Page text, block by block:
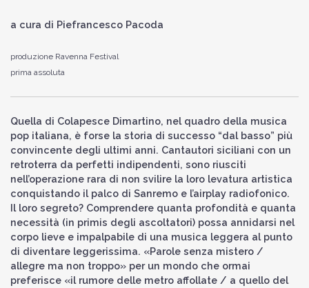
a cura di Piefrancesco Pacoda
produzione Ravenna Festival
prima assoluta
Quella di Colapesce Dimartino, nel quadro della musica
pop italiana, è forse la storia di successo “dal basso” più
convincente degli ultimi anni. Cantautori siciliani con un
retroterra da perfetti indipendenti, sono riusciti
nell’operazione rara di non svilire la loro levatura artistica
conquistando il palco di Sanremo e l’airplay radiofonico.
Il loro segreto? Comprendere quanta profondità e quanta
necessità (in primis degli ascoltatori) possa annidarsi nel
corpo lieve e impalpabile di una musica leggera al punto
di diventare leggerissima. «Parole senza mistero /
allegre ma non troppo» per un mondo che ormai
preferisce «il rumore delle metro affollate / a quello del